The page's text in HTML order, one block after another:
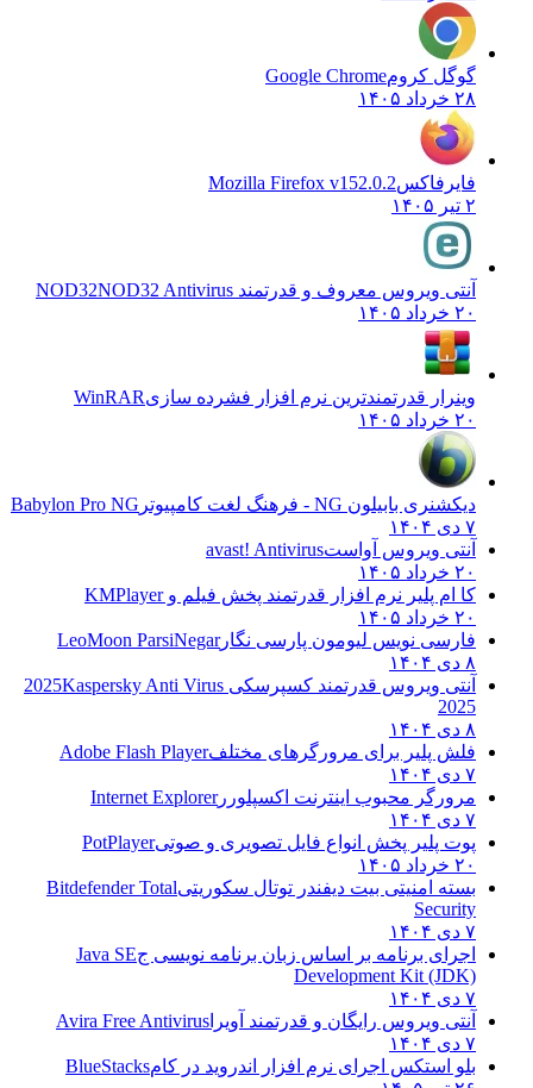
گوگل کرومGoogle Chrome
۲۸ خرداد ۱۴۰۵
فایرفاکسMozilla Firefox v152.0.2
۲ تیر ۱۴۰۵
آنتی ویروس معروف و قدرتمند NOD32 NOD32 Antivirus
۲۰ خرداد ۱۴۰۵
وینرار قدرتمندترین نرم افزار فشرده سازیWinRAR
۲۰ خرداد ۱۴۰۵
دیکشنری بابیلون NG - فرهنگ لغت کامپیوتر
Babylon Pro NG
۷ دی ۱۴۰۴
آنتی ویروس آواستavast! Antivirus
۲۰ خرداد ۱۴۰۵
کا ام پلیر نرم افزار قدرتمند پخش فیلم وKMPlayer
۲۰ خرداد ۱۴۰۵
فارسی نویس لیومون پارسی نگارLeoMoon ParsiNegar
۸ دی ۱۴۰۴
آنتی ویروس قدرتمند کسپرسکی 2025 Kaspersky Anti Virus
2025
۸ دی ۱۴۰۴
فلش پلیر برای مرورگرهای مختلفAdobe Flash Player
۷ دی ۱۴۰۴
مرورگر محبوب اینترنت اکسپلوررInternet Explorer
۷ دی ۱۴۰۴
پوت پلیر پخش انواع فایل تصویری و صوتیPotPlayer
۲۰ خرداد ۱۴۰۵
بسته امنیتی بیت دیفندر توتال سکوریتیBitdefender Total
Security
۷ دی ۱۴۰۴
اجرای برنامه بر اساس زبان برنامه نویسی جJava SE
Development Kit (JDK)
۷ دی ۱۴۰۴
آنتی ویروس رایگان و قدرتمند آویرا Avira Free Antivirus
۷ دی ۱۴۰۴
بلو استکس اجرای نرم افزار اندروید در کامBlueStacks